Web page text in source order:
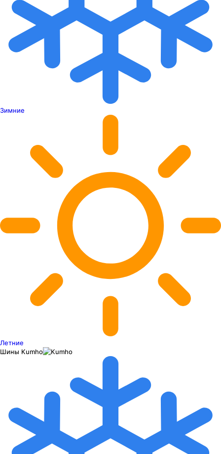
Зимние
Летние
Шины Kumho